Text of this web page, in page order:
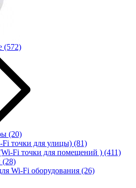
(572)
(20)
точки для улицы) (81)
Fi точки для помещений ) (411)
(28)
Wi-Fi оборудования (26)